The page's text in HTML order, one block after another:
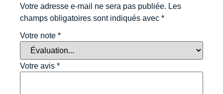
Votre adresse e-mail ne sera pas publiée. Les
champs obligatoires sont indiqués avec *
Votre note *
Votre avis *